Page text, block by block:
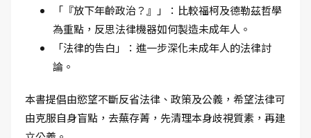
「『放下年齡政治？』」：比較福柯及德勒茲哲學
為重點，反思法律機器如何製造未成年人。
「法律的告白」：進一步深化未成年人的法律討
論。
本書提倡由慾望不斷反省法律、政策及公義，希望法律可
由克服自身盲點，去蕪存菁，先清理本身歧視質素，再建